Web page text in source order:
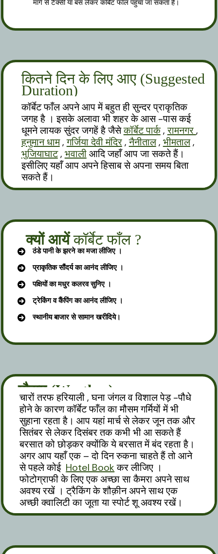
मार्ग से टैक्सी या बस लेकर कॉर्बेट फाँल पहुंचा जा सकता है।
कितने दिन के लिए आए (Suggested
Duration)
कॉर्बेट फाँल अपने आप में बहुत ही सुन्दर प्राकृतिक
जगह है । इसके अलावा भी शहर के आस -पास कई
धूमने लायक सुंदर जगहें है जैसेकॉर्बेट पार्क,रामनगर,
हनुमान धाम,गर्जिया देवी मंदिर,नैनीताल, भीमताल,
भुजियाघाट, भवाली आदि जहाँ आप जा सकते हैं।
इसीलिए यहाँ आप अपने हिसाब से अपना समय बिता
सकते हैं।
क्यों आयेंकॉर्बेट फाँल ?
ठंडे पानी के झरने का मजा लीजिए ।
प्राकृतिक सौंदर्य का आनंद लीजिए ।
पक्षियों का मधुर कलरव सुनिए ।
ट्रेकिंग व कैंपिंग का आनंद लीजिए ।
स्थानीय बाजार से सामान खरीदिये।
मौसम (Weather)
चारों तरफ हरियाली , घना जंगल व विशाल पेड़ -पौधे
होने के कारण कॉर्बेट फाँल का मौसम गर्मियों में भी
सुहाना रहता है। आप यहां मार्च से लेकर जून तक और
सितंबर से लेकर दिसंबर तक कभी भी आ सकते हैं
बरसात को छोड़कर क्योंकि ये बरसात में बंद रहता है।
अगर आप यहाँ एक – दो दिन रुकना चाहते हैं तो आने
से पहले कोई Hotel Bookकर लीजिए ।
फोटोग्राफी के लिए एक अच्छा सा कैमरा अपने साथ
अवश्य रखें । ट्रैकिंग के शौक़ीन अपने साथ एक
अच्छी क्वालिटी का जूता या स्पोर्ट शू अवश्य रखें।